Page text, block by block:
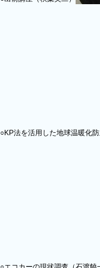
○KP法を活用した地球温暖化